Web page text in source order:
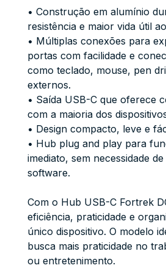
• Construção em alumínio
resistência e maior vida útil
• Múltiplas conexões para
portas com facilidade e
como teclado, mouse, pen
externos.
• Saída USB-C que oferece
com a maioria dos
• Design compacto, leve e
• Hub plug and play para
imediato, sem necessidade
software.
Com o Hub USB-C Fortrek
eficiência, praticidade e
único dispositivo. O modelo
busca mais praticidade no
ou entretenimento.